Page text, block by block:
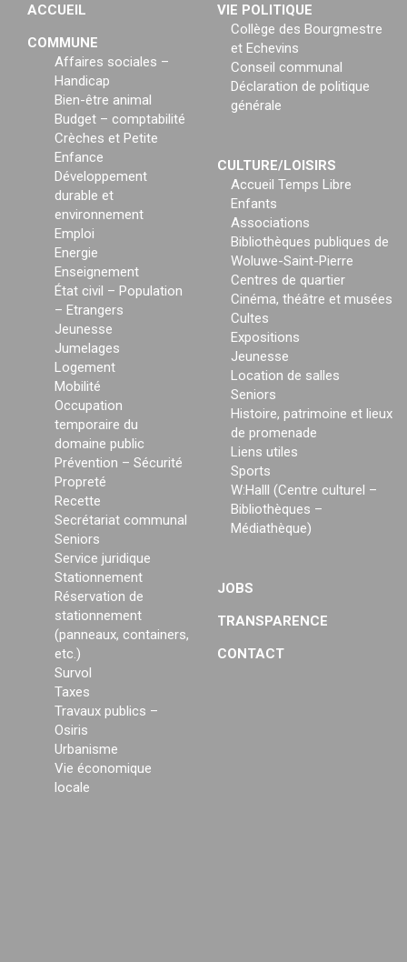
ACCUEIL
COMMUNE
Affaires sociales –
Handicap
Bien-être animal
Budget – comptabilité
Crèches et Petite
Enfance
Développement
durable et
environnement
Emploi
Energie
Enseignement
État civil – Population
– Etrangers
Jeunesse
Jumelages
Logement
Mobilité
Occupation
temporaire du
domaine public
Prévention – Sécurité
Propreté
Recette
Secrétariat communal
Seniors
Service juridique
Stationnement
Réservation de
stationnement
(panneaux, containers,
etc.)
Survol
Taxes
Travaux publics –
Osiris
Urbanisme
Vie économique
locale
VIE POLITIQUE
Collège des Bourgmestre
et Echevins
Conseil communal
Déclaration de politique
générale
CULTURE/LOISIRS
Accueil Temps Libre
Enfants
Associations
Bibliothèques publiques de
Woluwe-Saint-Pierre
Centres de quartier
Cinéma, théâtre et musées
Cultes
Expositions
Jeunesse
Location de salles
Seniors
Histoire, patrimoine et lieux
de promenade
Liens utiles
Sports
W:Halll (Centre culturel –
Bibliothèques –
Médiathèque)
JOBS
TRANSPARENCE
CONTACT